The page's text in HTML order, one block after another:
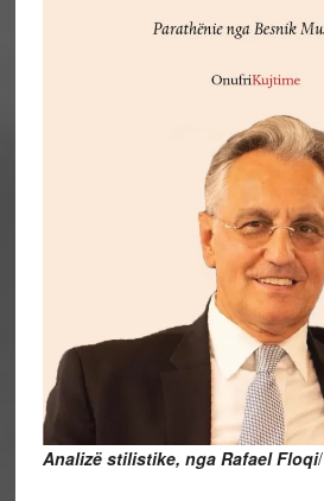
Analizë stilistike, nga Rafael Floqi/